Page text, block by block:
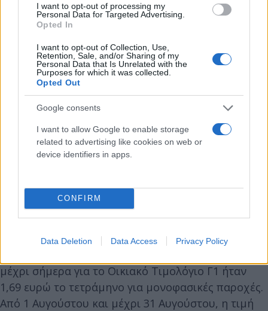
I want to opt-out of processing my
Personal Data for Targeted Advertising.
Opted In
I want to opt-out of Collection, Use,
Retention, Sale, and/or Sharing of my
Personal Data that Is Unrelated with the
Purposes for which it was collected.
Opted Out
Google consents
I want to allow Google to enable storage
related to advertising like cookies on web or
device identifiers in apps.
CONFIRM
Data Deletion Data Access Privacy Policy
μέχρι σήμερα για το Οικιακό Τιμολόγιο Γ1 ήταν
1,69 ευρώ το τετράμηνο για μονοφασικές παροχές.
Από 1 Αυγούστου και μέχρι 31 Αυγούστου, η τιμή